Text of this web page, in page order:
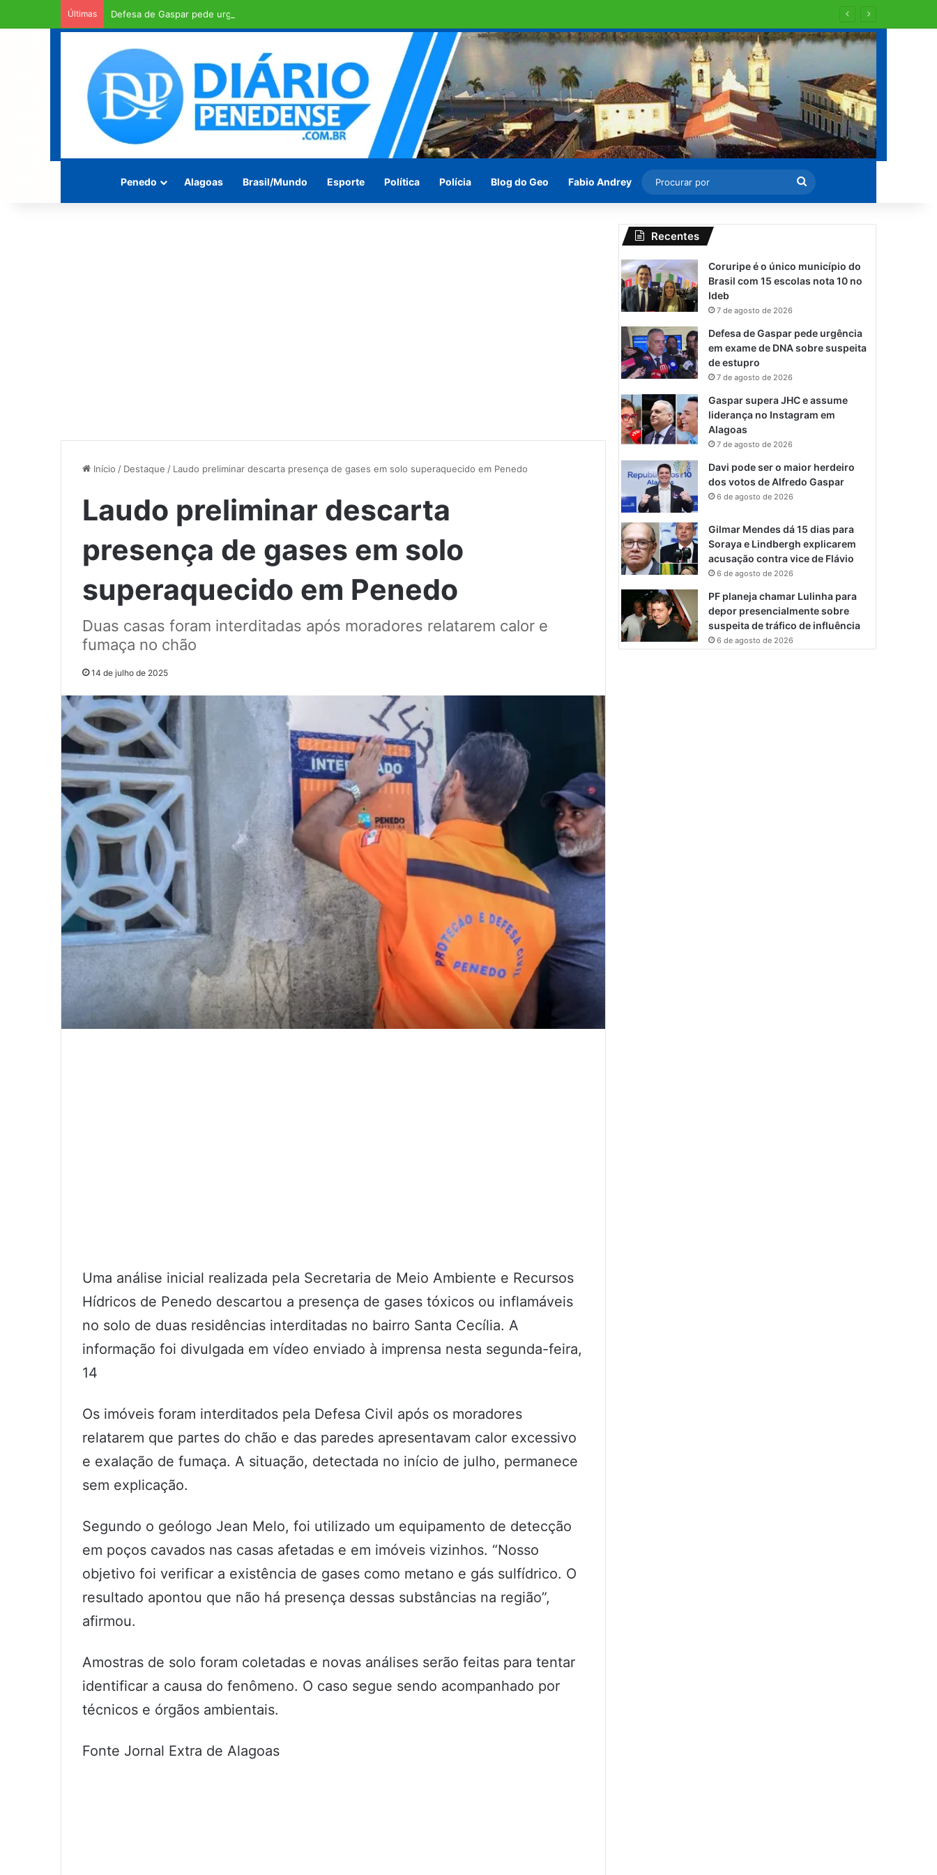
Últimas Defesa de Gaspar pede urgência em exame de DNA sobre suspeita de estupro
Penedo Alagoas Brasil/Mundo Esporte Política Polícia Blog do Geo Fabio Andrey
Procurar
por
Início / Destaque / Laudo preliminar descarta presença de gases em solo superaquecido em Penedo
Laudo preliminar descarta
presença de gases em solo
superaquecido em Penedo
Duas casas foram interditadas após moradores relatarem calor e
fumaça no chão
14 de julho de 2025
Uma análise inicial realizada pela Secretaria de Meio Ambiente e Recursos
Hídricos de Penedo descartou a presença de gases tóxicos ou inflamáveis
no solo de duas residências interditadas no bairro Santa Cecília. A
informação foi divulgada em vídeo enviado à imprensa nesta segunda-feira,
14
Os imóveis foram interditados pela Defesa Civil após os moradores
relatarem que partes do chão e das paredes apresentavam calor excessivo
e exalação de fumaça. A situação, detectada no início de julho, permanece
sem explicação.
Segundo o geólogo Jean Melo, foi utilizado um equipamento de detecção
em poços cavados nas casas afetadas e em imóveis vizinhos. “Nosso
objetivo foi verificar a existência de gases como metano e gás sulfídrico. O
resultado apontou que não há presença dessas substâncias na região”,
afirmou.
Amostras de solo foram coletadas e novas análises serão feitas para tentar
identificar a causa do fenômeno. O caso segue sendo acompanhado por
técnicos e órgãos ambientais.
Fonte Jornal Extra de Alagoas
Recentes
Coruripe é o único município do
Brasil com 15 escolas nota 10 no
Ideb
7 de agosto de 2026
Defesa de Gaspar pede urgência
em exame de DNA sobre suspeita
de estupro
7 de agosto de 2026
Gaspar supera JHC e assume
liderança no Instagram em
Alagoas
7 de agosto de 2026
Davi pode ser o maior herdeiro
dos votos de Alfredo Gaspar
6 de agosto de 2026
Gilmar Mendes dá 15 dias para
Soraya e Lindbergh explicarem
acusação contra vice de Flávio
6 de agosto de 2026
PF planeja chamar Lulinha para
depor presencialmente sobre
suspeita de tráfico de influência
6 de agosto de 2026